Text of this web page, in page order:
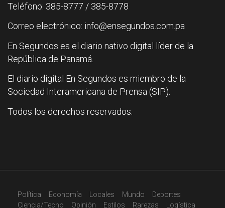
Teléfono: 385-8777 / 385-8778
Correo electrónico: info@ensegundos.com.pa
En Segundos es el diario nativo digital líder de la
República de Panamá.
El diario digital En Segundos es miembro de la
Sociedad Interamericana de Prensa (SIP).
Todos los derechos reservados.
Política Economía Locales Mundo
Deportes
Ciencia/Tecno
Opinión Estilos Rarezas Logística